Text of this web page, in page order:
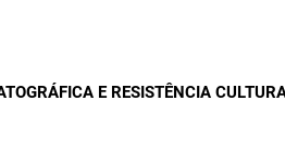
E RESISTÊNCIA